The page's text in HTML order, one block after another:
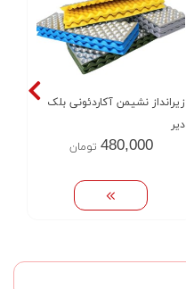
زیرانداز نشیمن آکاردئونی بلک
دیر
480,000 تومان